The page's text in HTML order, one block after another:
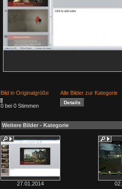
Bild in Originalgröße Alle Bilder zur Kategorie
0 bei 0 Stimmen
Weitere Bilder - Kategorie
27.01.2014